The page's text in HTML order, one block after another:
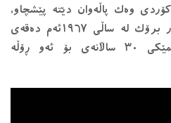
وه‌ک پاڵه‌وان دێته‌ پێشچاو،
که‌ ڕاستییه‌که‌ی وا نییه‌. پیته‌ر برۆک له‌ ساڵی ١٩٦٧ئه‌م ده‌قه‌ی
بردووەته‌ سه‌ر شانۆ و خانمێکی ٣٠ ساڵانه‌ی بۆ ئه‌و ڕۆڵه‌